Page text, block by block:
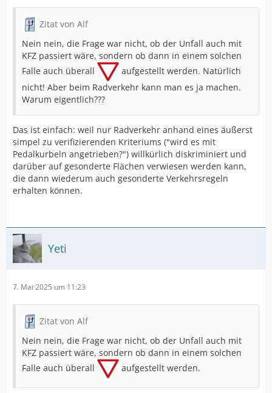
Zitat von Alf
Nein nein, die Frage war nicht, ob der Unfall auch mit
KFZ passiert wäre, sondern ob dann in einem solchen
Falle auch überall
aufgestellt werden. Natürlich
nicht! Aber beim Radverkehr kann man es ja machen.
Warum eigentlich???
Das ist einfach: weil nur Radverkehr anhand eines äußerst
simpel zu verifizierenden Kriteriums ("wird es mit
Pedalkurbeln angetrieben?") willkürlich diskriminiert und
darüber auf gesonderte Flächen verwiesen werden kann,
die dann wiederum auch gesonderte Verkehrsregeln
erhalten können.
Yeti
7. Mai 2025 um 11:23
Zitat von Alf
Nein nein, die Frage war nicht, ob der Unfall auch mit
KFZ passiert wäre, sondern ob dann in einem solchen
Falle auch überall
aufgestellt werden.